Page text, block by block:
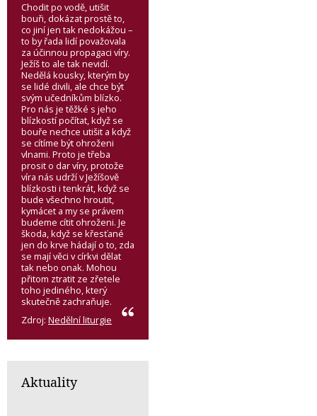
Chodit po vodě, utišit
bouři, dokázat prostě to,
co jiní jen tak nedokážou –
to by řada lidí považovala
za účinnou propagaci víry.
Ježíš to ale tak nevidí.
Nedělá kousky, kterým by
se lidé divili, ale chce být
svým učedníkům blízko.
Pro nás je těžké s jeho
blízkostí počítat, když se
bouře nechce utišit a když
se cítíme být ohroženi
vlnami. Proto je třeba
prosit o dar víry, protože
víra nás udrží v Ježíšově
blízkosti i tenkrát, když se
bude všechno hroutit,
kymácet a my se právem
budeme cítit ohroženi. Je
škoda, když se křesťané
jen do krve hádají o to, zda
se mají věci v církvi dělat
tak nebo onak. Mohou
přitom ztratit ze zřetele
toho jediného, který
skutečně zachraňuje.
Zdroj: Nedělní liturgie
Aktuality